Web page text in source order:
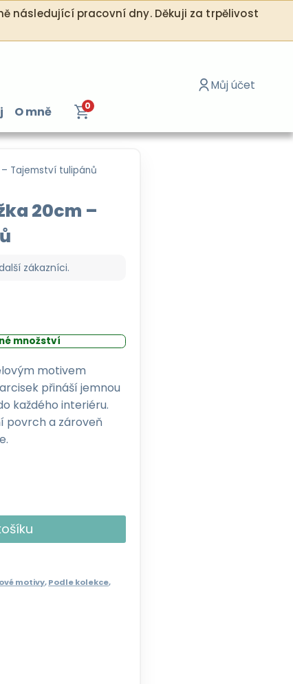
následující pracovní dny. Děkuji za trpělivost
Můj účet
O mně 0
Tajemství tulipánů
20cm –
zákazníci.
množství
motivem
přináší jemnou
každého interiéru.
povrch a zároveň
motivy,Podle kolekce,